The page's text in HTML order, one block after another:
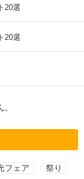
20選
20選
フェア 祭り